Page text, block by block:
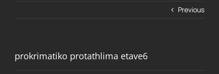
Previous
prokrimatiko protathlima etave6